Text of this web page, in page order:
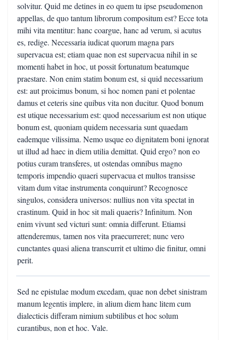
solvitur. Quid me detines in eo quem tu ipse pseudomenon
appellas, de quo tantum librorum compositum est? Ecce tota
mihi vita mentitur: hanc coargue, hanc ad verum, si acutus
es, redige. Necessaria iudicat quorum magna pars
supervacua est; etiam quae non est supervacua nihil in se
momenti habet in hoc, ut possit fortunatum beatumque
praestare. Non enim statim bonum est, si quid necessarium
est: aut proicimus bonum, si hoc nomen pani et polentae
damus et ceteris sine quibus vita non ducitur. Quod bonum
est utique necessarium est: quod necessarium est non utique
bonum est, quoniam quidem necessaria sunt quaedam
eademque vilissima. Nemo usque eo dignitatem boni ignorat
ut illud ad haec in diem utilia demittat. Quid ergo? non eo
potius curam transferes, ut ostendas omnibus magno
temporis impendio quaeri supervacua et multos transisse
vitam dum vitae instrumenta conquirunt? Recognosce
singulos, considera universos: nullius non vita spectat in
crastinum. Quid in hoc sit mali quaeris? Infinitum. Non
enim vivunt sed victuri sunt: omnia differunt. Etiamsi
attenderemus, tamen nos vita praecurreret; nunc vero
cunctantes quasi aliena transcurrit et ultimo die finitur, omni
perit.
Sed ne epistulae modum excedam, quae non debet sinistram
manum legentis implere, in alium diem hanc litem cum
dialecticis differam nimium subtilibus et hoc solum
curantibus, non et hoc. Vale.